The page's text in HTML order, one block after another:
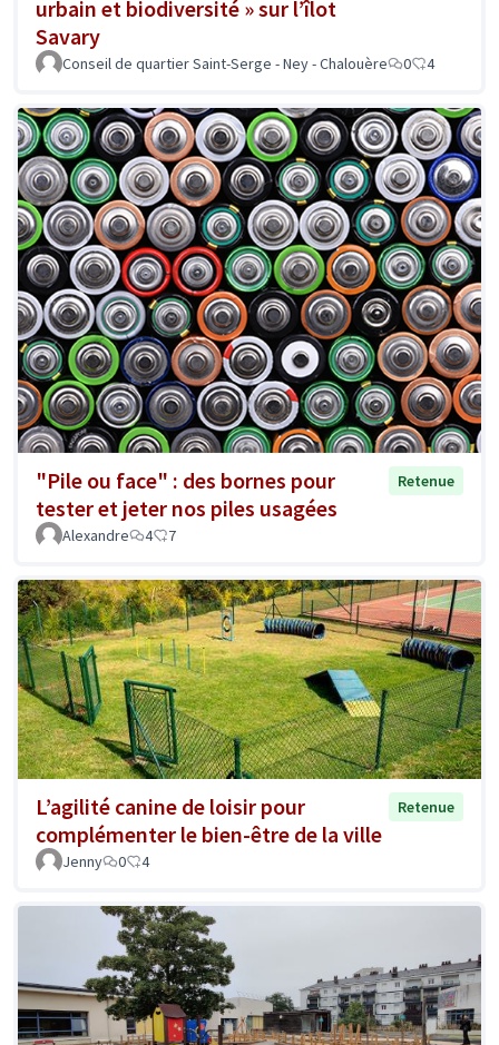
urbain et biodiversité » sur l’îlot
Savary
Conseil de quartier Saint-Serge - Ney - Chalouère 0 4
"Pile ou face" : des bornes pour
tester et jeter nos piles usagées
Retenue
Alexandre 4 7
L’agilité canine de loisir pour
complémenter le bien-être de la ville
Retenue
Jenny 0 4